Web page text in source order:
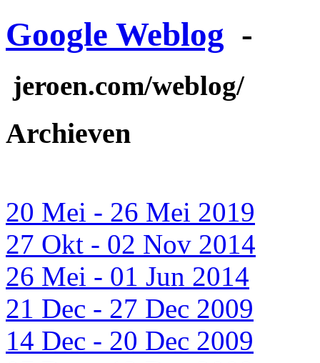
Google Weblog -
jeroen.com/weblog/
Archieven
20 Mei - 26 Mei 2019
27 Okt - 02 Nov 2014
26 Mei - 01 Jun 2014
21 Dec - 27 Dec 2009
14 Dec - 20 Dec 2009